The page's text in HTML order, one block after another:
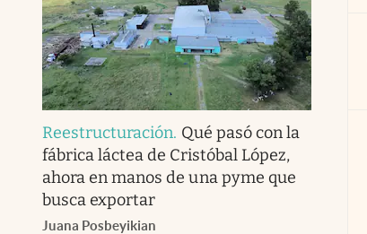
Reestructuración. Qué pasó con la
fábrica láctea de Cristóbal López,
ahora en manos de una pyme que
busca exportar
Juana Posbeyikian